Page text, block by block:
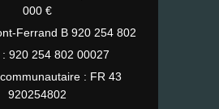
000 €
Ferrand B 920 254 802
: 920 254 802 00027
: FR 43
920254802